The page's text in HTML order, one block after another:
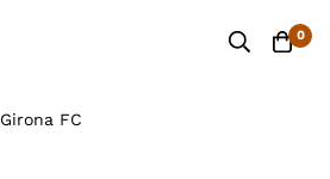
0
Girona FC